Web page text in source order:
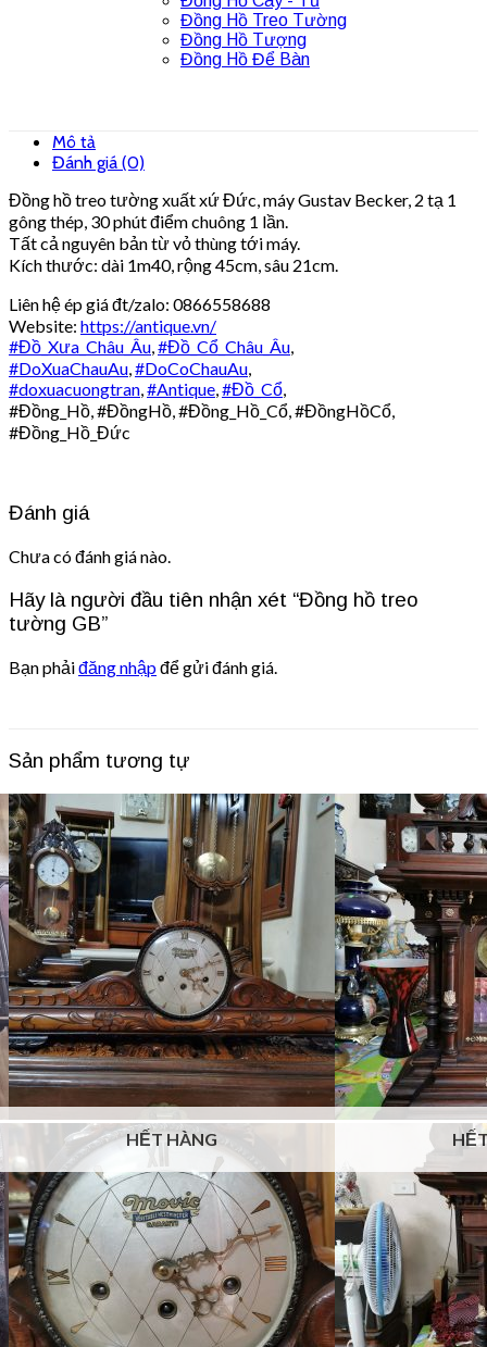
Đồng Hồ Treo Tường
Đồng Hồ Tượng
Đồng Hồ Để Bàn
Mô tả
Đánh giá (0)
Đồng hồ treo tường xuất xứ Đức, máy Gustav Becker, 2 tạ 1
gông thép, 30 phút điểm chuông 1 lần.
Tất cả nguyên bản từ vỏ thùng tới máy.
Kích thước: dài 1m40, rộng 45cm, sâu 21cm.
Liên hệ ép giá đt/zalo: 0866558688
Website: https://antique.vn/
#Đồ_Xưa_Châu_Âu #Đồ_Cổ_Châu_Âu
#DoXuaChauAu #DoCoChauAu
#doxuacuongtran #Antique #Đồ_Cổ
#Đồng_Hồ, #ĐồngHồ, #Đồng_Hồ_Cổ, #ĐồngHồCổ,
#Đồng_Hồ_Đức
Đánh giá
Chưa có đánh giá nào.
Hãy là người đầu tiên nhận xét “Đồng hồ treo
tường GB”
Bạn phảiđăng nhậpđể gửi đánh giá.
Sản phẩm tương tự
HẾT HÀNG